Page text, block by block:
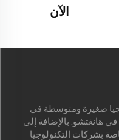
الآن
صغيرة ومتوسطة في
هانغتشو. بالإضافة إلى
بشركات التكنولوجيا